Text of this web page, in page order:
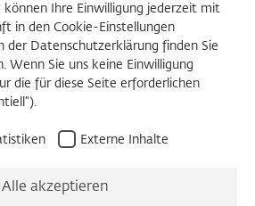
(163 KB)
können Ihre Einwilligung jederzeit mit
in den Cookie-Einstellungen
der Datenschutzerklärung finden Sie
Wenn Sie uns keine Einwilligung
die für diese Seite erforderlichen
Externe Inhalte
Alle akzeptieren